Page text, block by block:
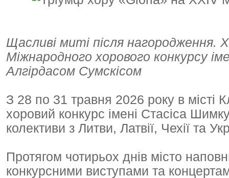
Щасливі миті після нагородження.
Міжнародного хорового конкурсу
Алгірдасом Сумскісом
З 28 по 31 травня 2026 року в місті
хоровий конкурс імені Стасіса
колективи з Литви, Латвії, Чехії та
Протягом чотирьох днів місто
конкурсними виступами та